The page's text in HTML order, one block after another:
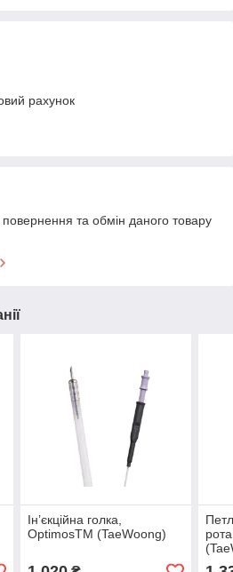
рахунок
та обмін даного товару
Ін’єкційна голка,
OptimosTM (TaeWoong)